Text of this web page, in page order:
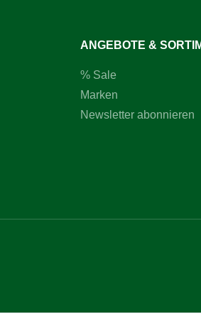
ANGEBOTE &
% Sale
Marken
Newsletter abonnieren